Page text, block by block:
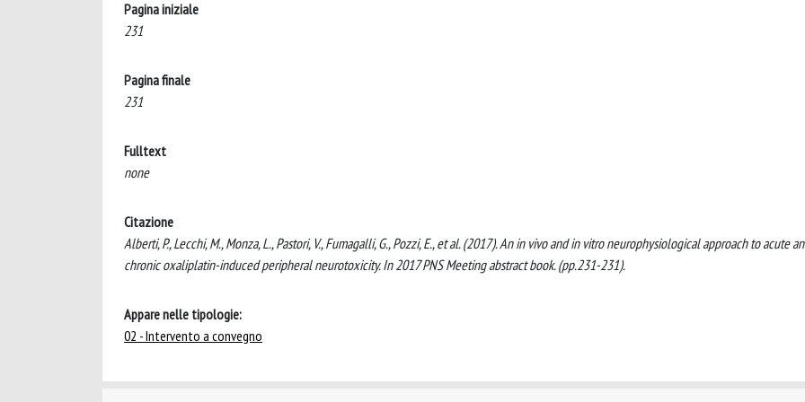
Pagina iniziale
231
Pagina finale
231
Fulltext
none
Citazione
Alberti, P., Lecchi, M., Monza, L., Pastori, V., Fumagalli, G., Pozzi, E., et al. (2017). An in vivo and in vitro neurophysiological approach to acute
chronic oxaliplatin-induced peripheral neurotoxicity. In 2017 PNS Meeting abstract book. (pp.231-231).
Appare nelle tipologie:
02 - Intervento a convegno